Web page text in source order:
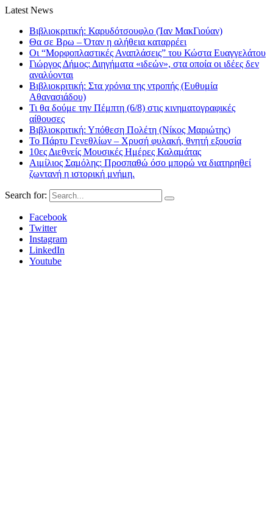
Latest News
Βιβλιοκριτική: Καρυδότσουφλο (Ίαν ΜακΓιούαν)
Θα σε Βρω – Όταν η αλήθεια καταρρέει
Οι “Μορφοπλαστικές Αναπλάσεις” του Κώστα Ευαγγελάτου
Γιώργος Δήμος: Διηγήματα «ιδεών», στα οποία οι ιδέες δεν
αναλύονται
Βιβλιοκριτική: Στα χρόνια της ντροπής (Ευθυμία
Αθανασιάδου)
Τι θα δούμε την Πέμπτη (6/8) στις κινηματογραφικές
αίθουσες
Βιβλιοκριτική: Υπόθεση Πολέτη (Νίκος Μαριώτης)
Το Πάρτυ Γενεθλίων – Χρυσή φυλακή, θνητή εξουσία
10ες Διεθνείς Μουσικές Ημέρες Καλαμάτας
Αιμίλιος Σαμόλης: Προσπαθώ όσο μπορώ να διατηρηθεί
ζωντανή η ιστορική μνήμη.
Search for:
Facebook
Twitter
Instagram
LinkedIn
Youtube